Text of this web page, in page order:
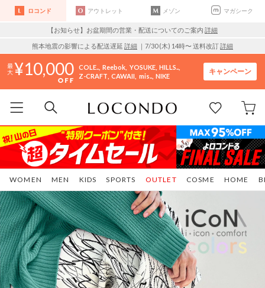
ロコンド アウトレット メゾン マガシーク
【お知らせ】お盆期間の営業・配送についてのご案内 詳細
熊本地震の影響による配送遅延 詳細 ｜7/30 (木) 14時〜 送料改訂詳細
10,000 COLE.. Reebok YOSUKE HILLS..
Z-CRAFT CAWAII mis.. NIKE
キャンペーン
WOMEN MEN KIDS SPORTS COSME HOME
OUTLET